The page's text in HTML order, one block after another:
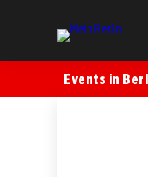
Events in